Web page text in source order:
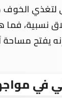
الخوف
نسبية،
يفتح
في